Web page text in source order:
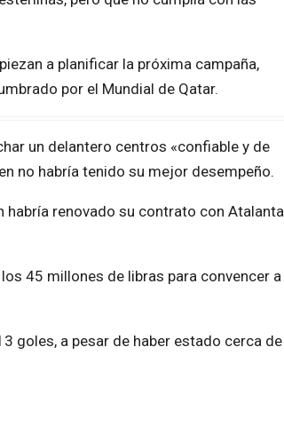
a planificar la próxima campaña,
por el Mundial de Qatar.
un delantero centros «confiable y de
no habría tenido su mejor desempeño.
habría renovado su contrato con Atalanta
45 millones de libras para convencer a
goles, a pesar de haber estado cerca de